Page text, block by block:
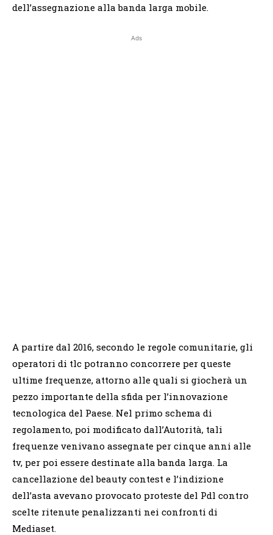
dell’assegnazione alla banda larga mobile.
Ads
A partire dal 2016, secondo le regole comunitarie, gli
operatori di tlc potranno concorrere per queste
ultime frequenze, attorno alle quali si giocherà un
pezzo importante della sfida per l’innovazione
tecnologica del Paese. Nel primo schema di
regolamento, poi modificato dall’Autorità, tali
frequenze venivano assegnate per cinque anni alle
tv, per poi essere destinate alla banda larga. La
cancellazione del beauty contest e l’indizione
dell’asta avevano provocato proteste del Pdl contro
scelte ritenute penalizzanti nei confronti di
Mediaset.